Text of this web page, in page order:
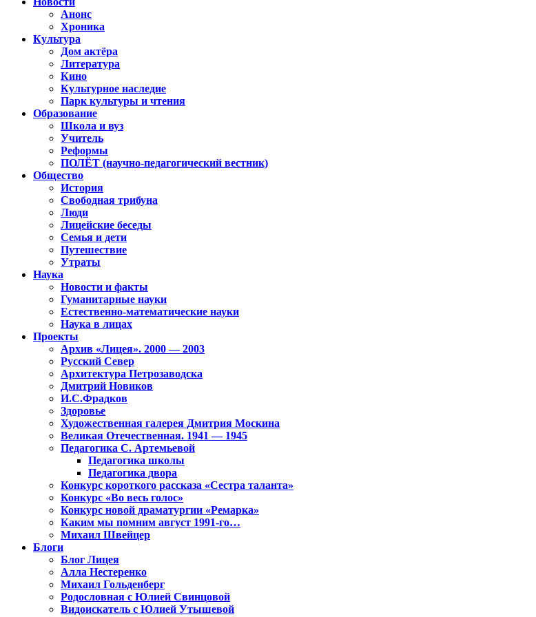
Анонс
Хроника
Культура
Дом актёра
Литература
Кино
Культурное наследие
Парк культуры и чтения
Образование
Школа и вуз
Учитель
Реформы
ПОЛЁТ (научно-педагогический вестник)
Общество
История
Свободная трибуна
Люди
Лицейские беседы
Семья и дети
Путешествие
Утраты
Наука
Новости и факты
Гуманитарные науки
Естественно-математические науки
Наука в лицах
Проекты
Архив «Лицея». 2000 — 2003
Русский Север
Архитектура Петрозаводска
Дмитрий Новиков
И.С.Фрадков
Здоровье
Художественная галерея Дмитрия Москина
Великая Отечественная. 1941 — 1945
Педагогика С. Артемьевой
Педагогика школы
Педагогика двора
Конкурс короткого рассказа «Сестра таланта»
Конкурс «Во весь голос»
Конкурс новой драматургии «Ремарка»
Каким мы помним август 1991-го…
Михаил Швейцер
Блоги
Блог Лицея
Алла Нестеренко
Михаил Гольденберг
Родословная с Юлией Свинцовой
Видоискатель с Юлией Утышевой